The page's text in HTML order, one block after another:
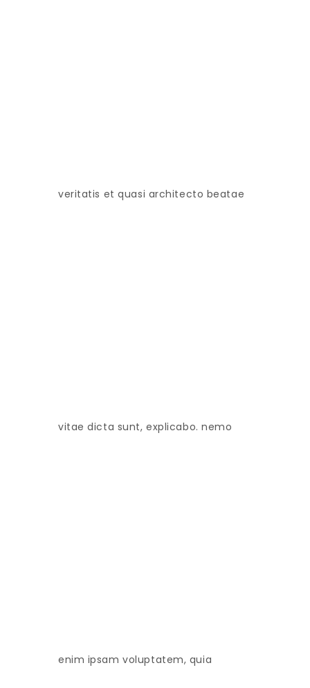
veritatis et quasi architecto beatae
vitae dicta sunt, explicabo. nemo
enim ipsam voluptatem, quia